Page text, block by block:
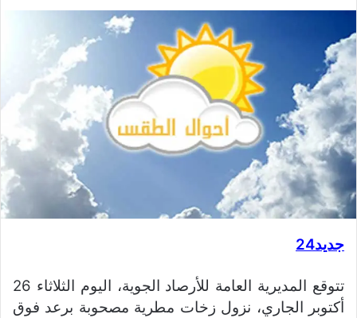
جديد24
تتوقع المديرية العامة للأرصاد الجوية، اليوم الثلاثاء 26
أكتوبر الجاري، نزول زخات مطرية مصحوبة برعد فوق